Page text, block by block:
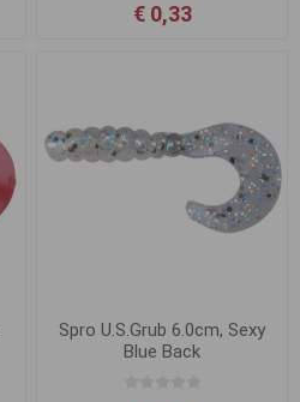
€ 0,33
Spro U.S.Grub 6.0cm, Sexy
Blue Back